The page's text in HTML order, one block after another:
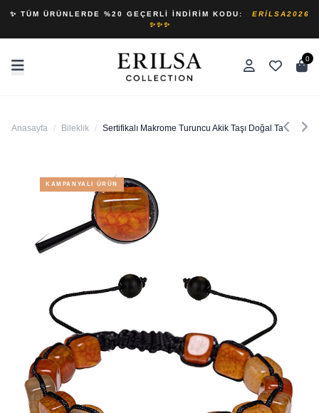
✨ TÜM ÜRÜNLERDE %20 GEÇERLI İNDIRIM KODU:
ERILSA2026
✨✨✨
0
Anasayfa / Bileklik / Sertifikalı Makrome Turuncu Akik Taşı Doğal Taş Bileklik
KAMPANYALI ÜRÜN